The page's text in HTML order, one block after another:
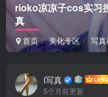
rioko凉凉子cos实习
真
首页 美化专区 写
i写真
5个月前更新